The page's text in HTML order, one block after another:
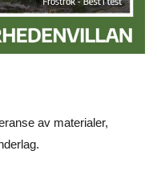
av materialer,